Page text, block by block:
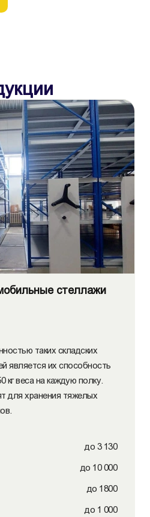
стеллажи
таких складских
является их способность
кг веса на каждую полку.
для хранения тяжелых
до 3 130
до 10 000
до 1800
до 1 000